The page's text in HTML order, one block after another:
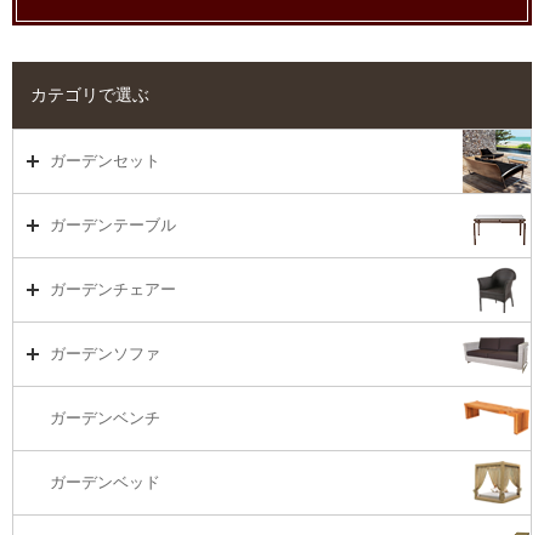
カテゴリで選ぶ
ガーデンセット
ガーデンセット（海外在庫）
リビング・ソファ
ラウンジ・ベッド
ガーデンテーブル
ガーデンテーブルTOP
ダイニングテーブル
コーヒーテーブル
ガーデンチェアー
ガーデンチェアーTOP
ダイニングチェアー
カウンター・バーチェアー
ガーデンソファ
ガーデンソファTOP
2S・2.5Sソファ
ガーデンベンチ
ガーデンベッド